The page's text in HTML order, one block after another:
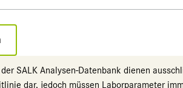
SALK Analysen-Datenbank dienen
dar, jedoch müssen Laborparameter